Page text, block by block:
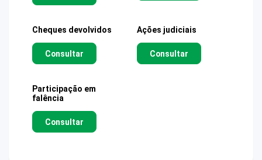
Cheques devolvidos
Consultar
Ações judiciais
Consultar
Participação em
falência
Consultar